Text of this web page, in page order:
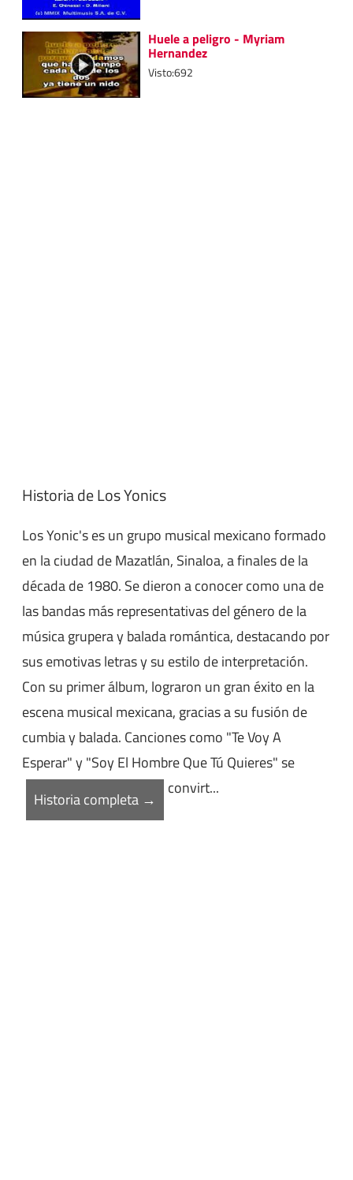
Huele a peligro - Myriam
Hernandez
Visto:692
Historia de Los Yonics
Los Yonic's es un grupo musical mexicano formado
en la ciudad de Mazatlán, Sinaloa, a finales de la
década de 1980. Se dieron a conocer como una de
las bandas más representativas del género de la
música grupera y balada romántica, destacando por
sus emotivas letras y su estilo de interpretación.
Con su primer álbum, lograron un gran éxito en la
escena musical mexicana, gracias a su fusión de
cumbia y balada. Canciones como "Te Voy A
Esperar" y "Soy El Hombre Que Tú Quieres" se
convirt...
Historia completa →